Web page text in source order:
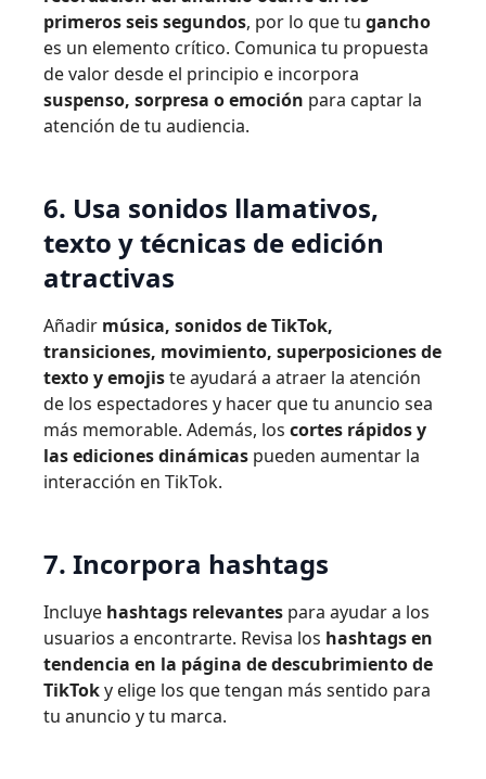
primeros seis segundos, por lo que tu gancho
es un elemento crítico. Comunica tu propuesta
de valor desde el principio e incorpora
suspenso, sorpresa o emoción para captar la
atención de tu audiencia.
6. Usa sonidos llamativos,
texto y técnicas de edición
atractivas
Añadir música, sonidos de TikTok,
transiciones, movimiento, superposiciones de
texto y emojiste ayudará a atraer la atención
de los espectadores y hacer que tu anuncio sea
más memorable. Además, los cortes rápidos y
las ediciones dinámicas pueden aumentar la
interacción en TikTok.
7. Incorpora hashtags
Incluye hashtags relevantes para ayudar a los
usuarios a encontrarte. Revisa los hashtags en
tendencia en la página de descubrimiento de
TikToky elige los que tengan más sentido para
tu anuncio y tu marca.